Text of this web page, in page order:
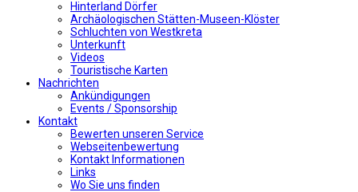
Hinterland Dörfer
Archäologischen Stätten-Museen-Klöster
Schluchten von Westkreta
Unterkunft
Videos
Touristische Karten
Nachrichten
Ankündigungen
Events / Sponsorship
Kontakt
Bewerten unseren Service
Webseitenbewertung
Kontakt Informationen
Links
Wo Sie uns finden